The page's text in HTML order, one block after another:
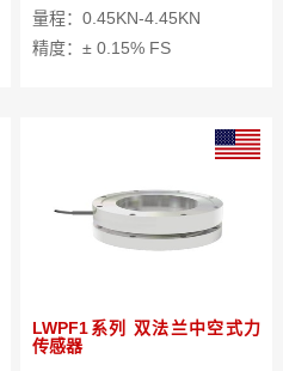
量程：0.45KN-4.45KN
精度：± 0.15% FS
LWPF1系列 双法兰中空式力
传感器